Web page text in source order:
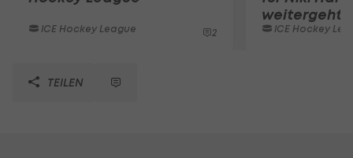
ICE Hockey League 2
weitergeht
ICE Hockey
TEILEN